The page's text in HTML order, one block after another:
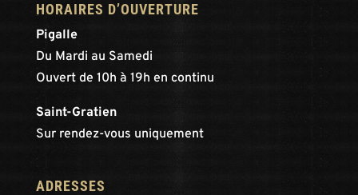
HORAIRES D’OUVERTURE
Pigalle
Du Mardi au Samedi
Ouvert de 10h à 19h en continu
Saint-Gratien
Sur rendez-vous uniquement
ADRESSES